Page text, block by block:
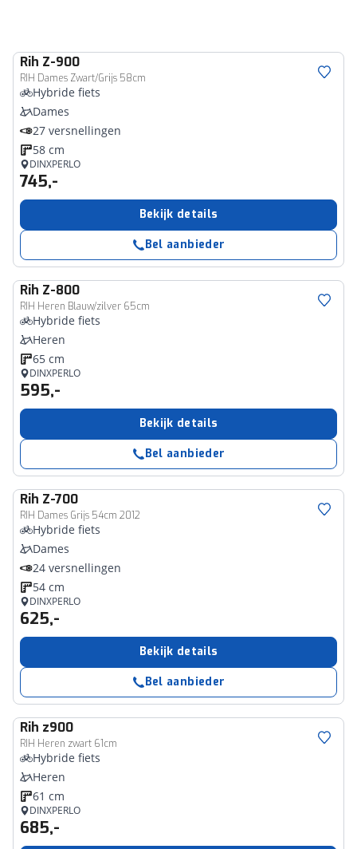
Rih Z-900
RIH Dames Zwart/Grijs 58cm
Hybride fiets
Dames
27 versnellingen
58 cm
DINXPERLO
745,-
Bekijk details
Bel aanbieder
Rih Z-800
RIH Heren Blauw/zilver 65cm
Hybride fiets
Heren
65 cm
DINXPERLO
595,-
Bekijk details
Bel aanbieder
Rih Z-700
RIH Dames Grijs 54cm 2012
Hybride fiets
Dames
24 versnellingen
54 cm
DINXPERLO
625,-
Bekijk details
Bel aanbieder
Rih z900
RIH Heren zwart 61cm
Hybride fiets
Heren
61 cm
DINXPERLO
685,-